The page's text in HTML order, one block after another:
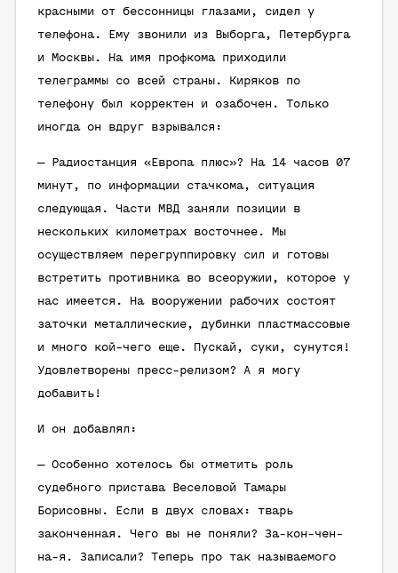
красными от бессонницы глазами, сидел у
телефона. Ему звонили из Выборга, Петербурга
и Москвы. На имя профкома приходили
телеграммы со всей страны. Киряков по
телефону был корректен и озабочен. Только
иногда он вдруг взрывался:
— Радиостанция «Европа плюс»? На 14 часов 07
минут, по информации стачкома, ситуация
следующая. Части МВД заняли позиции в
нескольких километрах восточнее. Мы
осуществляем перегруппировку сил и готовы
встретить противника во всеоружии, которое у
нас имеется. На вооружении рабочих состоят
заточки металлические, дубинки пластмассовые
и много кой-чего еще. Пускай, суки, сунутся!
Удовлетворены пресс-релизом? А я могу
добавить!
И он добавлял:
— Особенно хотелось бы отметить роль
судебного пристава Веселовой Тамары
Борисовны. Если в двух словах: тварь
законченная. Чего вы не поняли? За-кон-чен-
на-я. Записали? Теперь про так называемого